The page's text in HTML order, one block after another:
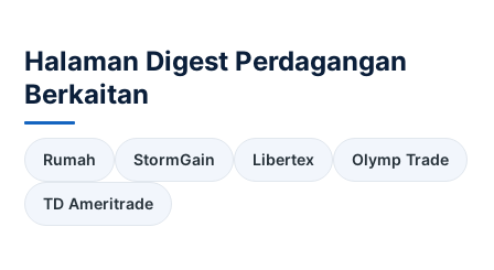
Halaman Digest Perdagangan
Berkaitan
Rumah StormGain Libertex Olymp Trade
TD Ameritrade